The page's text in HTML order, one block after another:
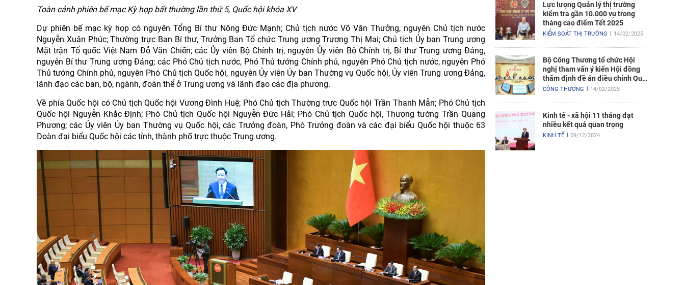
Toàn cảnh phiên bế mạc Kỳ họp bất thường lần thứ 5, Quốc hội khóa XV
Dự phiên bế mạc kỳ họp có nguyên Tổng Bí thư Nông Đức Mạnh; Chủ tịch nước Võ Văn Thưởng, nguyên Chủ tịch nước
Nguyễn Xuân Phúc; Thường trực Ban Bí thư, Trưởng Ban Tổ chức Trung ương Trương Thị Mai; Chủ tịch Ủy ban Trung ương
Mặt trận Tổ quốc Việt Nam Đỗ Văn Chiến; các Ủy viên Bộ Chính trị, nguyên Ủy viên Bộ Chính trị, Bí thư Trung ương Đảng,
nguyên Bí thư Trung ương Đảng; các Phó Chủ tịch nước, Phó Thủ tướng Chính phủ, nguyên Phó Chủ tịch nước, nguyên Phó
Thủ tướng Chính phủ, nguyên Phó Chủ tịch Quốc hội, nguyên Ủy viên Ủy ban Thường vụ Quốc hội, Ủy viên Trung ương Đảng,
lãnh đạo các ban, bộ, ngành, đoàn thể ở Trung ương và lãnh đạo các địa phương.
Về phía Quốc hội có Chủ tịch Quốc hội Vương Đình Huệ; Phó Chủ tịch Thường trực Quốc hội Trần Thanh Mẫn; Phó Chủ tịch
Quốc hội Nguyễn Khắc Định; Phó Chủ tịch Quốc hội Nguyễn Đức Hải; Phó Chủ tịch Quốc hội, Thượng tướng Trần Quang
Phương; các Ủy viên Ủy ban Thường vụ Quốc hội, các Trưởng đoàn, Phó Trưởng đoàn và các đại biểu Quốc hội thuộc 63
Đoàn đại biểu Quốc hội các tỉnh, thành phố trực thuộc Trung ương.
Lực lượng Quản lý thị trường
kiểm tra gần 10.000 vụ trong
tháng cao điểm Tết 2025
KIỂM SOÁT THỊ TRƯỜNG 14/02/2025
Bộ Công Thương tổ chức Hội
nghị tham vấn ý kiến Hội đồng
thẩm định đề án điều chỉnh Quy
hoạch điện VIII
CÔNG THƯƠNG 14/02/2025
Kinh tế - xã hội 11 tháng đạt
nhiều kết quả quan trọng
KINH TẾ 09/12/2024